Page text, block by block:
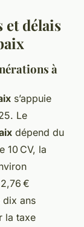
et délais
à
s’appuie
Le
dépend du
10 CV, la
€
dix ans
la taxe